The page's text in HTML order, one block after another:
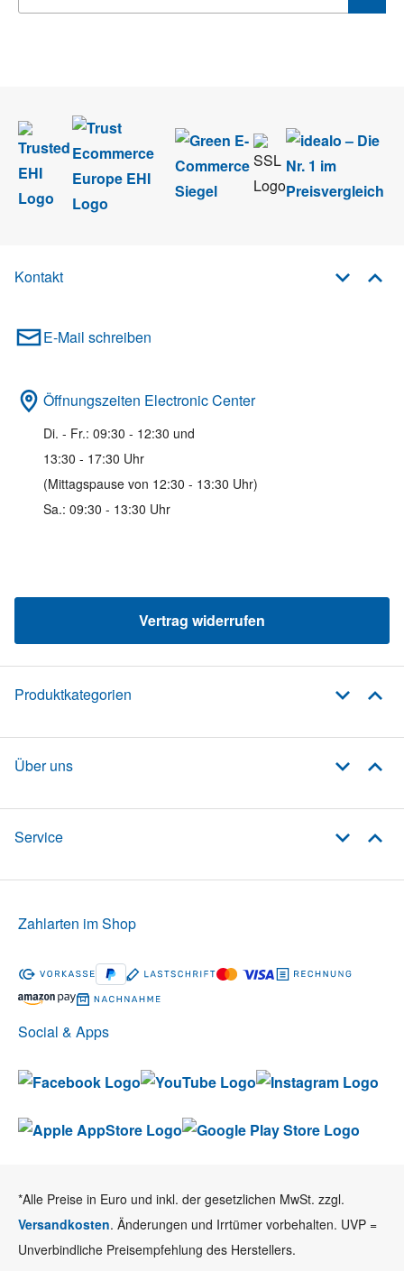
Kontakt
E-Mail schreiben
Öffnungszeiten Electronic Center
Di. - Fr.: 09:30 - 12:30 und
13:30 - 17:30 Uhr
(Mittagspause von 12:30 - 13:30 Uhr)
Sa.: 09:30 - 13:30 Uhr
Vertrag widerrufen
Produktkategorien
Über uns
Service
Social & Apps
Zahlarten im Shop
*Alle Preise in Euro und inkl. der gesetzlichen MwSt. zzgl.
Versandkosten. Änderungen und Irrtümer vorbehalten. UVP =
Unverbindliche Preisempfehlung des Herstellers.